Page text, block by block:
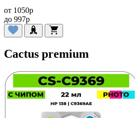
от 1050p
до 997p
Cactus premium